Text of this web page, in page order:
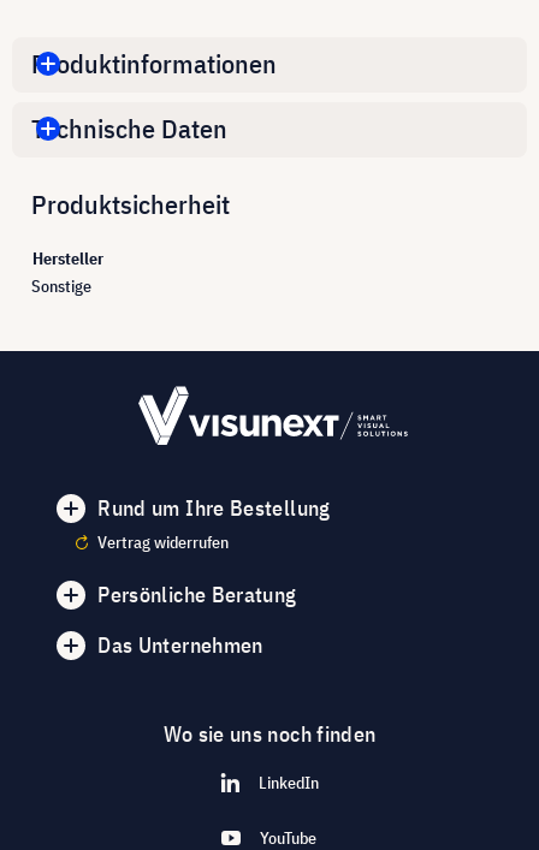
Produktinformationen
Technische Daten
Produktsicherheit
Hersteller
Sonstige
Rund um Ihre Bestellung
Vertrag widerrufen
Persönliche Beratung
Das Unternehmen
Wo sie uns noch finden
LinkedIn
YouTube